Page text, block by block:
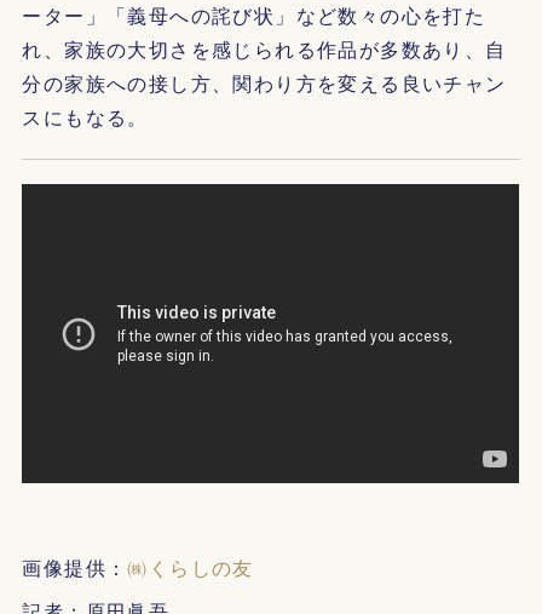
ーター」「義母への詫び状」など数々の心を打た
れ、家族の大切さを感じられる作品が多数あり、自
分の家族への接し方、関わり方を変える良いチャン
スにもなる。
画像提供：㈱くらしの友